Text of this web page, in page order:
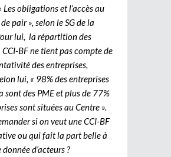
Les obligations et l’accès au
pair », selon le SG de la
lui, la répartition des
CCI-BF ne tient pas compte de
des entreprises,
lui, « 98% des entreprises
sont des PME et plus de 77%
sont situées au Centre ».
si on veut une CCI-BF
ou qui fait la part belle à
d’acteurs ?